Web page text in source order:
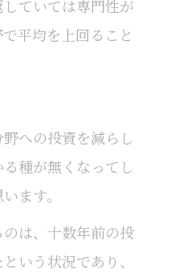
ていては専門性が
平均を上回ること
への投資を減らし
種が無くなってし
ます。
は、十数年前の投
いう状況であり、